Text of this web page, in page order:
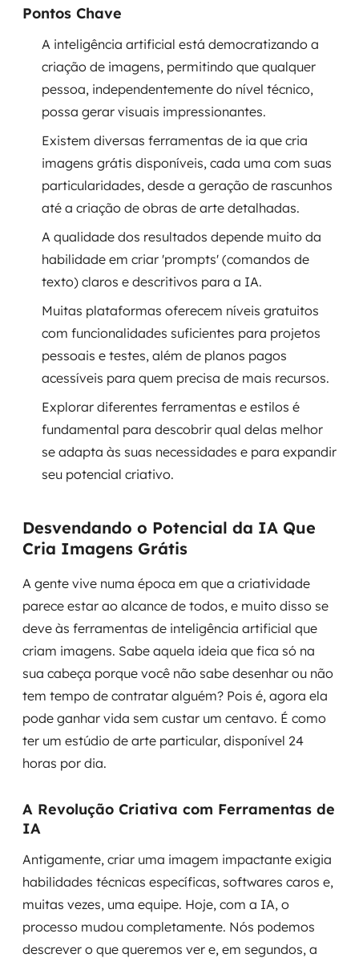
Arquitetura de soluções
Migração para Cloud
Transformação digital
UX / UI design
Sustentar operações com eficiência
Sustentação de aplicações
SRE / DevOps
Monitoramento 24x7
Suporte a banco de dados
FinOps
Gestão de infraestrutura
Escalar com segurança
DevSecOps
MSS
Consultoria de segurança
Simulação de Phishing
Segurança de aplicações e Cloud
Pontos Chave
A inteligência artificial está democratizando a
criação de imagens, permitindo que qualquer
pessoa, independentemente do nível técnico,
possa gerar visuais impressionantes.
Existem diversas ferramentas de ia que cria
imagens grátis disponíveis, cada uma com suas
particularidades, desde a geração de rascunhos
até a criação de obras de arte detalhadas.
A qualidade dos resultados depende muito da
habilidade em criar 'prompts' (comandos de
texto) claros e descritivos para a IA.
Muitas plataformas oferecem níveis gratuitos
com funcionalidades suficientes para projetos
pessoais e testes, além de planos pagos
acessíveis para quem precisa de mais recursos.
Explorar diferentes ferramentas e estilos é
fundamental para descobrir qual delas melhor
se adapta às suas necessidades e para expandir
seu potencial criativo.
Desvendando o Potencial da IA Que
Cria Imagens Grátis
A gente vive numa época em que a criatividade
parece estar ao alcance de todos, e muito disso se
deve às ferramentas de inteligência artificial que
criam imagens. Sabe aquela ideia que fica só na
sua cabeça porque você não sabe desenhar ou não
tem tempo de contratar alguém? Pois é, agora ela
pode ganhar vida sem custar um centavo. É como
ter um estúdio de arte particular, disponível 24
horas por dia.
A Revolução Criativa com Ferramentas de
IA
Antigamente, criar uma imagem impactante exigia
habilidades técnicas específicas, softwares caros e,
muitas vezes, uma equipe. Hoje, com a IA, o
processo mudou completamente. Nós podemos
descrever o que queremos ver e, em segundos, a